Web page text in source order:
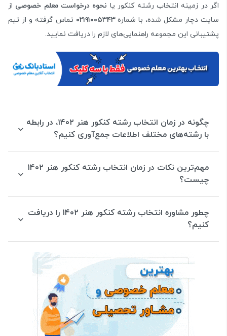
اگر در زمینه انتخاب رشته کنکور یا نحوه درخواست معلم خصوصی از
سایت دچار مشکل شده، با شماره۰۲۱۹۱۰۰۵۳۴۳ تماس گرفته و از تیم
پشتیبانی این مجموعه راهنمایی‌های لازم را دریافت نمایید.
چگونه در زمان انتخاب رشته کنکور هنر ۱۴۰۲، در رابطه
با رشته‌های مختلف اطلاعات جمع‌آوری کنیم؟
مهم‌ترین نکات در زمان انتخاب رشته کنکور هنر ۱۴۰۲
چیست؟
چطور مشاوره انتخاب رشته کنکور هنر ۱۴۰۲ را دریافت
کنیم؟